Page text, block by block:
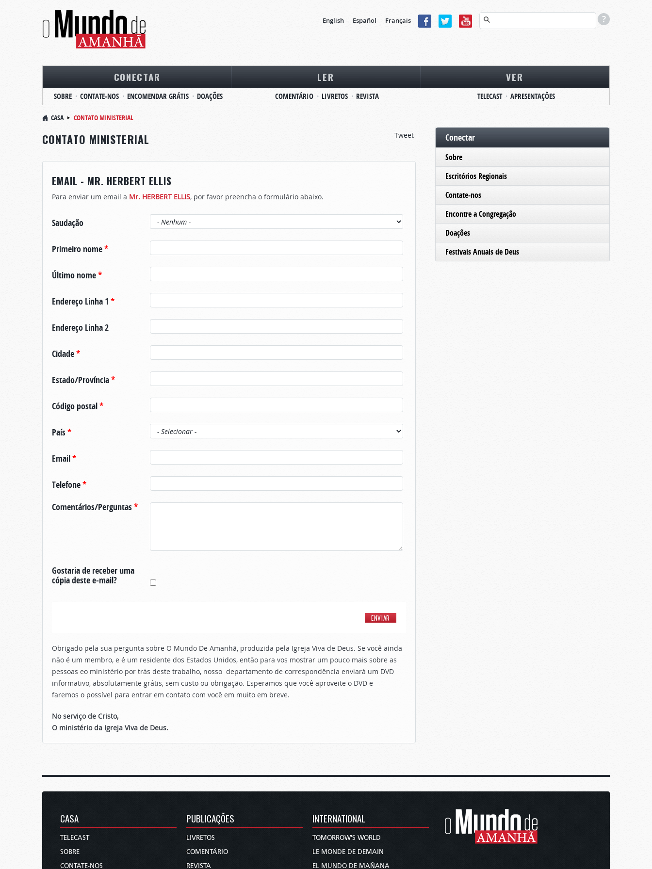
English Español Français
CONECTAR
SOBRE CONTATE-NOS ENCOMENDAR GRÁTIS DOAÇÕES
LER
COMENTÁRIO LIVRETOS REVISTA
VER
TELECAST APRESENTAÇÕES
CASA CONTATO MINISTERIAL
CONTATO MINISTERIAL Tweet
EMAIL - MR. HERBERT ELLIS
Para enviar um email a Mr. HERBERT ELLIS, por favor preencha o formulário abaixo.
Saudação
Primeiro nome*
Último nome*
Endereço Linha 1 *
Endereço Linha 2
Cidade*
Estado/Província*
Código postal*
País*
Email*
Telefone*
Comentários/Perguntas*
Gostaria de receber uma
cópia deste e-mail?
Obrigado pela sua pergunta sobre O Mundo De Amanhã, produzida pela Igreja Viva de Deus. Se você ainda
não é um membro, e é um residente dos Estados Unidos, então para vos mostrar um pouco mais sobre as
pessoas eo ministério por trás deste trabalho, nosso departamento de correspondência enviará um DVD
informativo, absolutamente grátis, sem custo ou obrigação. Esperamos que você aproveite o DVD e
faremos o possível para entrar em contato com você em muito em breve.
No serviço de Cristo,
O ministério da Igreja Viva de Deus.
Conectar
Sobre
Escritórios Regionais
Contate-nos
Encontre a Congregação
Doações
Festivais Anuais de Deus
CASA
TELECAST
SOBRE
CONTATE-NOS
PUBLICAÇÕES
LIVRETOS
COMENTÁRIO
REVISTA
INTERNATIONAL
TOMORROW'S WORLD
LE MONDE DE DEMAIN
EL MUNDO DE MAÑANA